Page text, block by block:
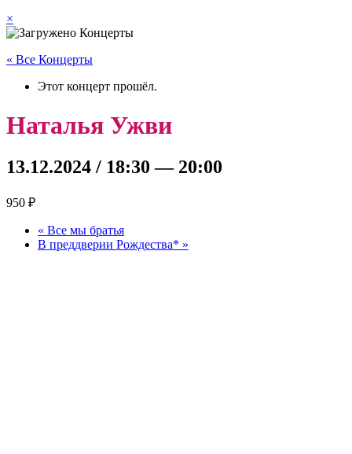
×
« Все Концерты
Этот концерт прошёл.
Наталья Ужви
13.12.2024 / 18:30 — 20:00
950 ₽
« Все мы братья
В преддверии Рождества* »